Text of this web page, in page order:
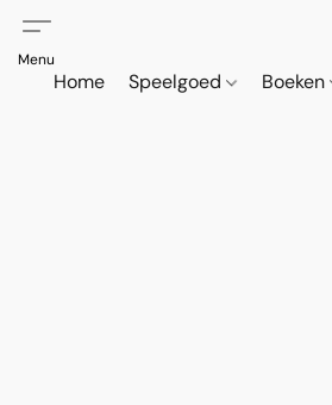
Home Speelgoed Boeken